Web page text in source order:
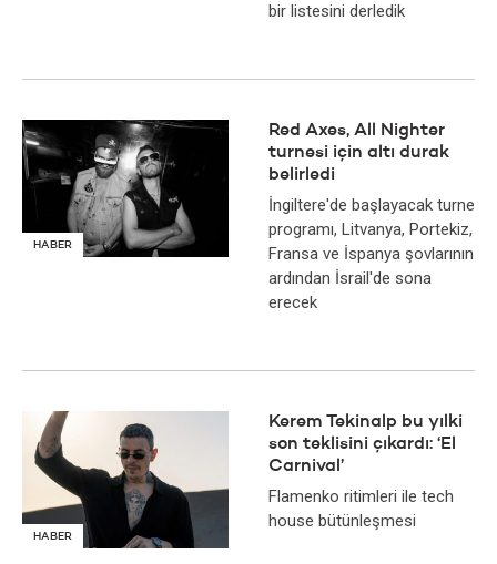
bir listesini derledik
HABER
Red Axes, All Nighter
turnesi için altı durak
belirledi
İngiltere'de başlayacak turne
programı, Litvanya, Portekiz,
Fransa ve İspanya şovlarının
ardından İsrail'de sona
erecek
HABER
Kerem Tekinalp bu yılki
son teklisini çıkardı: ‘El
Carnival’
Flamenko ritimleri ile tech
house bütünleşmesi